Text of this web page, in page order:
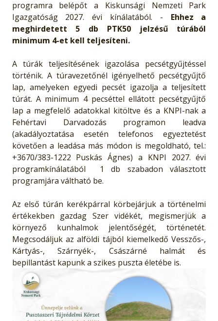
programra belépőt a Kiskunsági Nemzeti Park
Igazgatóság 2027. évi kínálatából. - Ehhez a
meghirdetett 5 db PTK50 jelzésű túrából
minimum 4-et kell teljesíteni.
A túrák teljesítésének igazolása pecsétgyűjtéssel
történik. A túravezetőnél igényelhető pecsétgyűjtő
lap, amelyeken egyedi pecsét igazolja a teljesített
túrát. A minimum 4 pecséttel ellátott pecsétgyűjtő
lap a megfelelő adatokkal kitöltve és a KNPI-nak a
Fehértavi Darvadozás programon leadva
(akadályoztatása esetén telefonos egyeztetést
követően a leadása más módon is megoldható, tel.:
+3670/383-1222 Puskás Ágnes) a KNPI 2027. évi
programkínálatából 1 db szabadon választott
programjára váltható be.
Az első túrán kerékpárral körbejárjuk a történelmi
értékekben gazdag Szer vidékét, megismerjük a
környező kunhalmok jelentőségét, történetét.
Megcsodáljuk az alföldi tájból kiemelkedő Vesszős-,
Kártyás-, Szárnyék-, Császárné halmát és
bepillantást kapunk a szikes puszta életébe is.